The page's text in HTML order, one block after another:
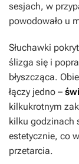
sesjach, w
powodowało u
Słuchawki
ślizga się i
błyszcząca.
łączy jedno –
kilkukrotnym
kilku godzinach
estetycznie, co
przetarcia.